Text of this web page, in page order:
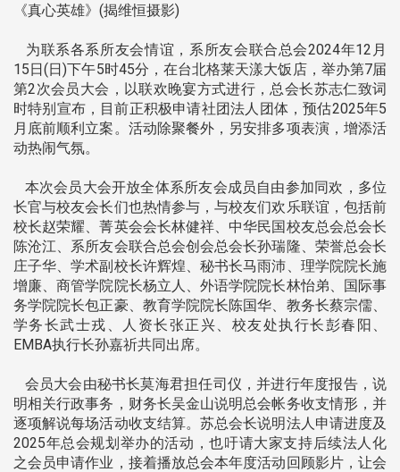
《真心英雄》(揭维恒摄影)
为联系各系所友会情谊，系所友会联合总会2024年12月
15日(日)下午5时45分，在台北格莱天漾大饭店，举办第7届
第2次会员大会，以联欢晚宴方式进行，总会长苏志仁致词
时特别宣布，目前正积极申请社团法人团体，预估2025年5
月底前顺利立案。活动除聚餐外，另安排多项表演，增添活
动热闹气氛。
本次会员大会开放全体系所友会成员自由参加同欢，多位
长官与校友会长们也热情参与，与校友们欢乐联谊，包括前
校长赵荣耀、菁英会会长林健祥、中华民国校友总会总会长
陈沧江、系所友会联合总会创会总会长孙瑞隆、荣誉总会长
庄子华、学术副校长许辉煌、秘书长马雨沛、理学院院长施
增廉、商管学院院长杨立人、外语学院院长林怡弟、国际事
务学院院长包正豪、教育学院院长陈国华、教务长蔡宗儒、
学务长武士戎、人资长张正兴、校友处执行长彭春阳、
EMBA执行长孙嘉祈共同出席。
会员大会由秘书长莫海君担任司仪，并进行年度报告，说
明相关行政事务，财务长吴金山说明总会帐务收支情形，并
逐项解说每场活动收支结算。苏总会长说明法人申请进度及
2025年总会规划举办的活动，也吁请大家支持后续法人化
之会员申请作业，接着播放总会本年度活动回顾影片，让会